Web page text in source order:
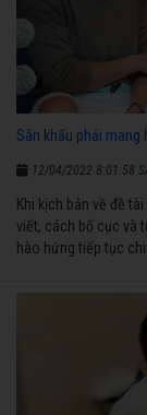
Sân khấu phải mang
12/04/2022 8:01:58
Khi kịch bản về đề
viết, cách bố cục và
hào hứng tiếp tục